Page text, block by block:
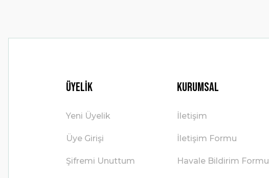
Üyelik
Yeni Üyelik
Üye Girişi
Şifremi Unuttum
Kurumsal
İletişim
İletişim Formu
Havale Bildirim Formu